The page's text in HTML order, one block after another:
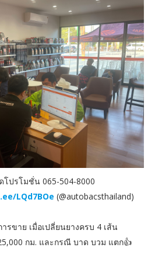
โปรโมชั่น 065-504-8000
LQd7BOe (@autobacsthailand)
ารขาย เมื่อเปลี่ยนยางครบ 4 เส้น
กม. และกรณี บาด บวม แตก👍